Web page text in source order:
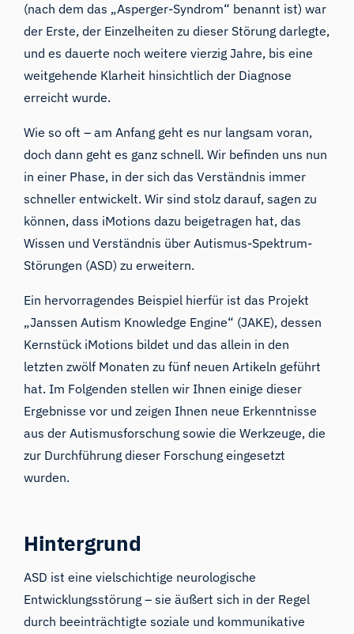
(nach dem das „Asperger-Syndrom“ benannt ist) war
der Erste, der Einzelheiten zu dieser Störung darlegte,
und es dauerte noch weitere vierzig Jahre, bis eine
weitgehende Klarheit hinsichtlich der Diagnose
erreicht wurde.
Wie so oft – am Anfang geht es nur langsam voran,
doch dann geht es ganz schnell. Wir befinden uns nun
in einer Phase, in der sich das Verständnis immer
schneller entwickelt. Wir sind stolz darauf, sagen zu
können, dass iMotions dazu beigetragen hat, das
Wissen und Verständnis überAutismus-Spektrum-
Störungen (ASD) zu erweitern.
Ein hervorragendes Beispiel hierfür ist das Projekt
„Janssen Autism Knowledge Engine“ (JAKE), dessen
Kernstück iMotions bildet und das allein in den
letzten zwölf Monaten zu fünf neuen Artikeln geführt
hat. Im Folgenden stellen wir Ihnen einige dieser
Ergebnisse vor und zeigen Ihnen neue Erkenntnisse
aus der Autismusforschung sowie die Werkzeuge, die
zur Durchführung dieser Forschung eingesetzt
wurden.
Hintergrund
ASD ist eine vielschichtige neurologische
Entwicklungsstörung – sie äußert sich in der Regel
durch beeinträchtigte soziale und kommunikative